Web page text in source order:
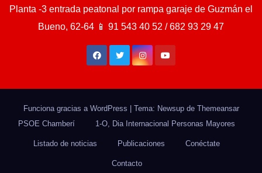
Planta -3 entrada peatonal por rampa garaje de Guzmán el
Bueno, 62-64 📱 91 543 40 52 / 682 93 29 47
Funciona gracias a WordPress Tema: Newsup de Themeansar
PSOE Chamberí
1-O, Dia Internacional Personas Mayores
Listado de noticias Publicaciones Conéctate
Contacto